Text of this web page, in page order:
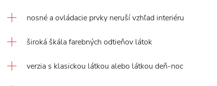
nosné a ovládacie prvky neruší vzhľad interiéru
široká škála farebných odtieňov látok
verzia s klasickou látkou alebo látkou deň-noc